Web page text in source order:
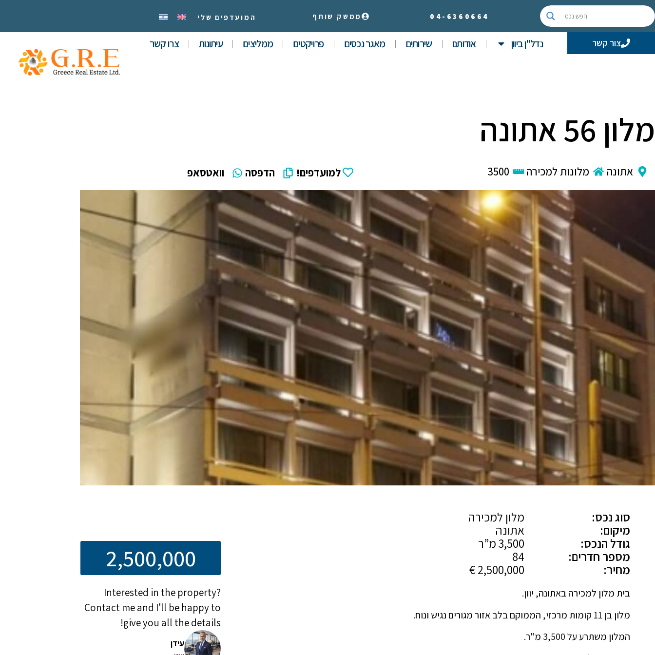
04- 6360664 ממשק שותף המועדפים שלי
צור קשר נדל"ן ביוון אודותנו שירותים מאגר נכסים פרויקטים ממליצים עיתונות צרו קשר
מלון 56 אתונה
אתונה מלונות למכירה 3500 למועדפים! הדפסה וואטסאפ
סוג נכס:
מלון למכירה
מיקום:
אתונה
גודל הנכס:
מספר חדרים:
מחיר:
בית מלון למכירה באתונה, יוון.
מלון בן 11 קומות מרכזי, הממוקם בלב אזור מגורים נגיש ונוח.
המלון משתרע על 3,500 מ"ר.
2,500,000
Interested in the property?
Contact me and I'll be happy to
give you all the details!
עידן